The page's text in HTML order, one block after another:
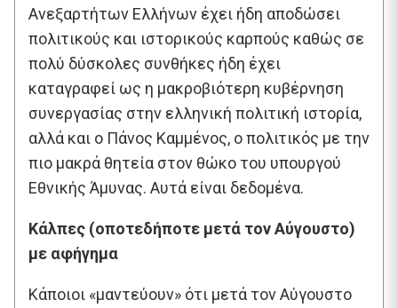
Ανεξαρτήτων Ελλήνων έχει ήδη αποδώσει
πολιτικούς και ιστορικούς καρπούς καθώς σε
πολύ δύσκολες συνθήκες ήδη έχει
καταγραφεί ως η μακροβιότερη κυβέρνηση
συνεργασίας στην ελληνική πολιτική ιστορία,
αλλά και ο Πάνος Καμμένος, ο πολιτικός με την
πιο μακρά θητεία στον θώκο του υπουργού
Εθνικής Άμυνας. Αυτά είναι δεδομένα.
Κάλπες (οποτεδήποτε μετά τον Αύγουστο)
με αφήγημα
Κάποιοι «μαντεύουν» ότι μετά τον Αύγουστο